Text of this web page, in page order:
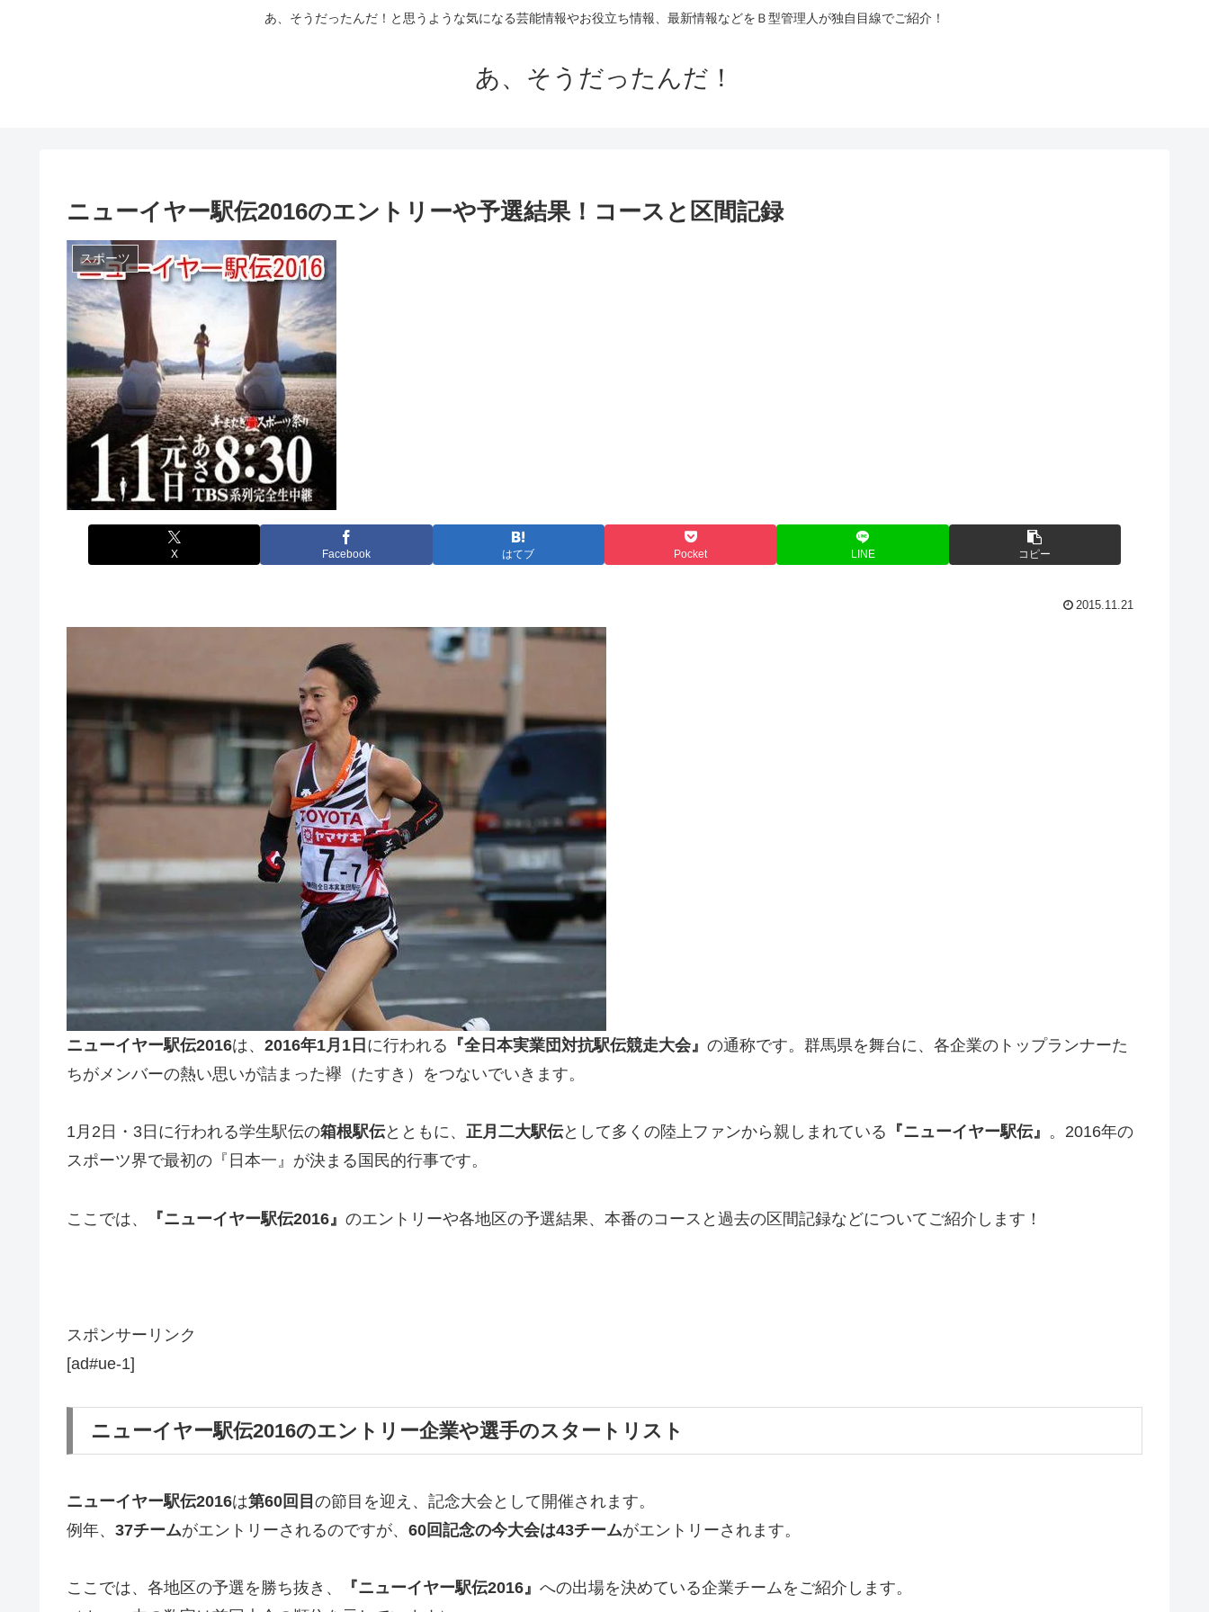
あ、そうだったんだ！と思うような気になる芸能情報やお役立ち情報、最新情報などをＢ型管理人が独自目線でご紹介！
あ、そうだったんだ！
ニューイヤー駅伝2016のエントリーや予選結果！コースと区間記録
スポーツ
X Facebook はてブ Pocket LINE コピー
2015.11.21
ニューイヤー駅伝2016は、 2016年1月1日 に行われる 『全日本実業団対抗駅伝競走大会』 の通称です。群馬県を舞台に、各企業のトップランナーた
ちがメンバーの熱い思いが詰まった襷（たすき）をつないでいきます。
1月2日・3日に行われる学生駅伝の箱根駅伝とともに、 正月二大駅伝として多くの陸上ファンから親しまれている 『ニューイヤー駅伝』 。2016年の
スポーツ界で最初の『日本一』が決まる国民的行事です。
ここでは、 『ニューイヤー駅伝2016』 のエントリーや各地区の予選結果、本番のコースと過去の区間記録などについてご紹介します！
スポンサーリンク
[ad#ue-1]
ニューイヤー駅伝2016のエントリー企業や選手のスタートリスト
ニューイヤー駅伝2016は第60回目 の節目を迎え、記念大会として開催されます。
例年、 37チームがエントリーされるのですが、 60回記念の今大会は43チームがエントリーされます。
ここでは、各地区の予選を勝ち抜き、 『ニューイヤー駅伝2016』 への出場を決めている企業チームをご紹介します。